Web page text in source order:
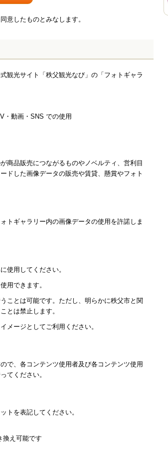
意したものとみなします。
観光サイト「秩父観光なび」の「フォトギャラ
・動画・SNS での使用
商品販売につながるものやノベルティ、営利目
ドした画像データの販売や賃貸、懸賞やフォト
トギャラリー内の画像データの使用を許諾しま
使用してください。
用できます。
ことは可能です。ただし、明らかに秩父市と関
とは禁止します。
メージとしてご利用ください。
で、各コンテンツ使用者及び各コンテンツ使用
てください。
トを表記してください。
え可能です